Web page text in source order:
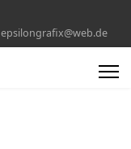
epsilongrafix@web.de